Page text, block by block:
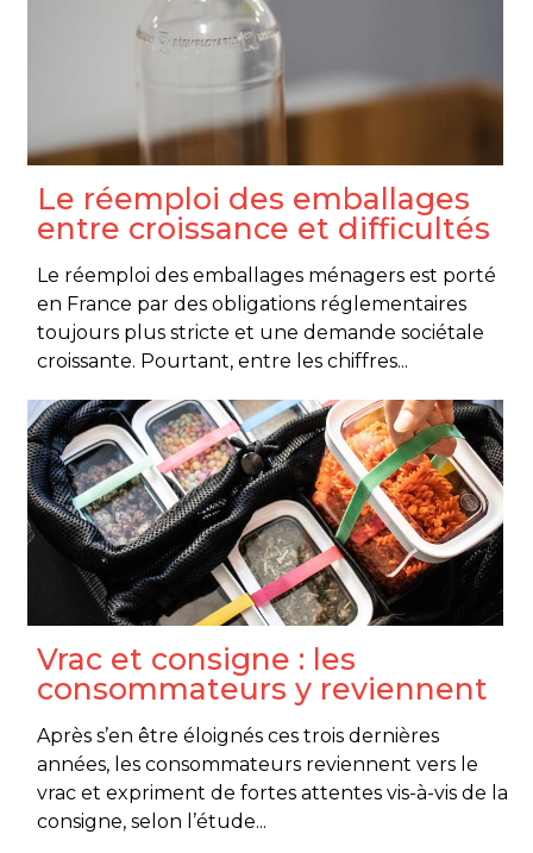
Le réemploi des emballages
entre croissance et difficultés
Le réemploi des emballages ménagers est porté
en France par des obligations réglementaires
toujours plus stricte et une demande sociétale
croissante. Pourtant, entre les chiffres...
Vrac et consigne : les
consommateurs y reviennent
Après s’en être éloignés ces trois dernières
années, les consommateurs reviennent vers le
vrac et expriment de fortes attentes vis-à-vis de la
consigne, selon l’étude...